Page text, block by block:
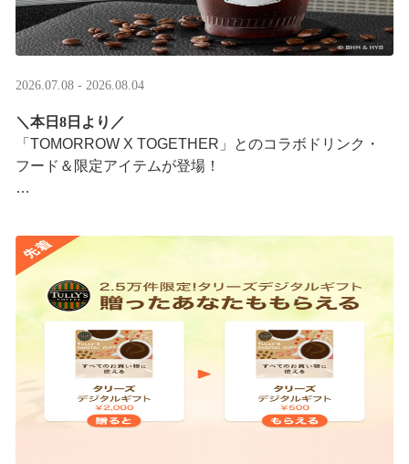
2026.07.08 - 2026.08.04
＼本日8日より／
「TOMORROW X TOGETHER」とのコラボドリンク・
フード＆限定アイテムが登場！